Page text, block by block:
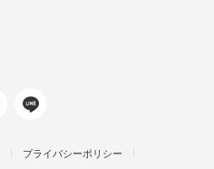
プライバシーポリシー